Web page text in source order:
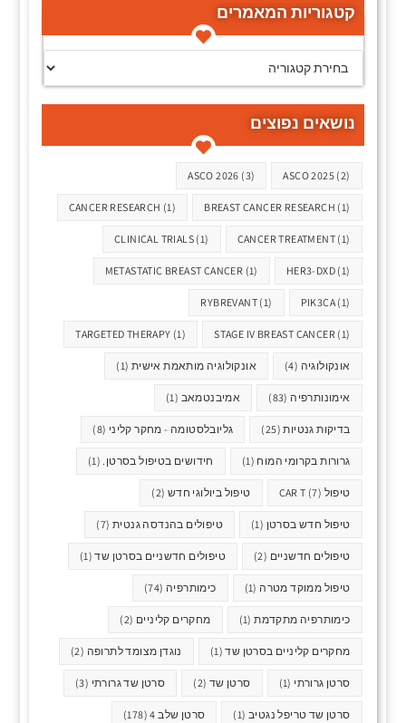
קטגוריות המאמרים
קטגוריות המאמרים
נושאים נפוצים
תגיות
ASCO 2025(2)
ASCO 2026 (3)
BREAST CANCER RESEARCH (1)
CANCER RESEARCH (1)
CANCER TREATMENT(1)
CLINICAL TRIALS(1)
HER3-DXD(1)
METASTATIC BREAST CANCER (1)
PIK3CA(1)
RYBREVANT(1)
STAGE IV BREAST CANCER(1)
TARGETED THERAPY (1)
אונקולוגיה (4) אונקולוגיה מותאמת אישית (1)
אימונותרפיה (83) אמיבנטמאב (1)
בדיקות גנטיות(25) גליובלסטומה - מחקר קליני (8)
גרורות בקרומי המוח (1) חידושים בטיפול בסרטן. (1)
טיפול CAR T (7) טיפול ביולוגי חדש (2)
טיפול חדש בסרטן (1) טיפולים בהנדסה גנטית (7)
טיפולים חדשניים (2) טיפולים חדשניים בסרטן שד(1)
טיפול ממוקד מטרה (1) כימותרפיה (74)
כימותרפיה מתקדמת(1) מחקרים קליניים (2)
מחקרים קליניים בסרטן שד(1) נוגדן מצומד לתרופה (2)
סרטן גרורתי (1) סרטן שד (2) סרטן שד גרורתי (3)
סרטן שד טריפל נגטיב (1) סרטן שלב 4 (178)